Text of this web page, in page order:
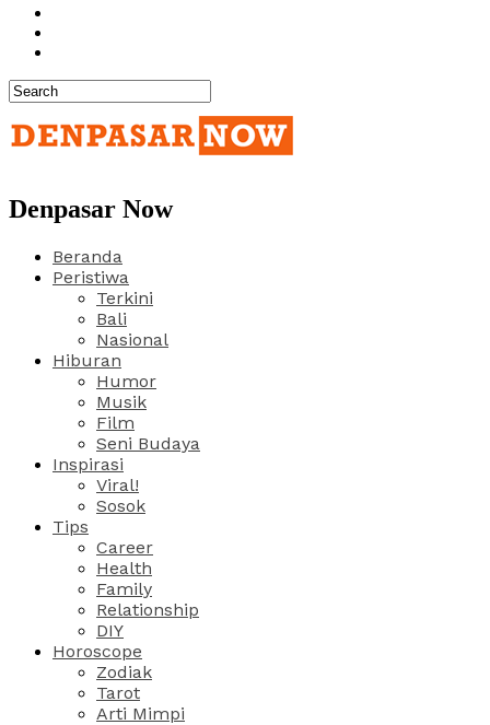
Denpasar Now
Beranda
Peristiwa
Terkini
Bali
Nasional
Hiburan
Humor
Musik
Film
Seni Budaya
Inspirasi
Viral!
Sosok
Tips
Career
Health
Family
Relationship
DIY
Horoscope
Zodiak
Tarot
Arti Mimpi